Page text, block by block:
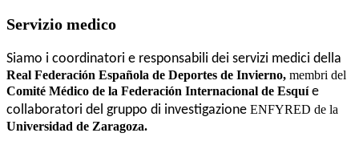
Servizio medico
Siamo i coordinatori e responsabili dei servizi medici della
Real Federación Española de Deportes de Invierno, membri del
Comité Médico de la Federación Internacional de Esquíe
collaboratori del gruppo di investigazione ENFYRED de la
Universidad de Zaragoza.